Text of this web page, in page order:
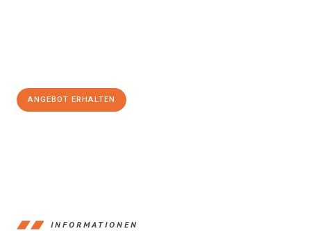
ANGEBOT ERHALTEN
INFORMATIONEN